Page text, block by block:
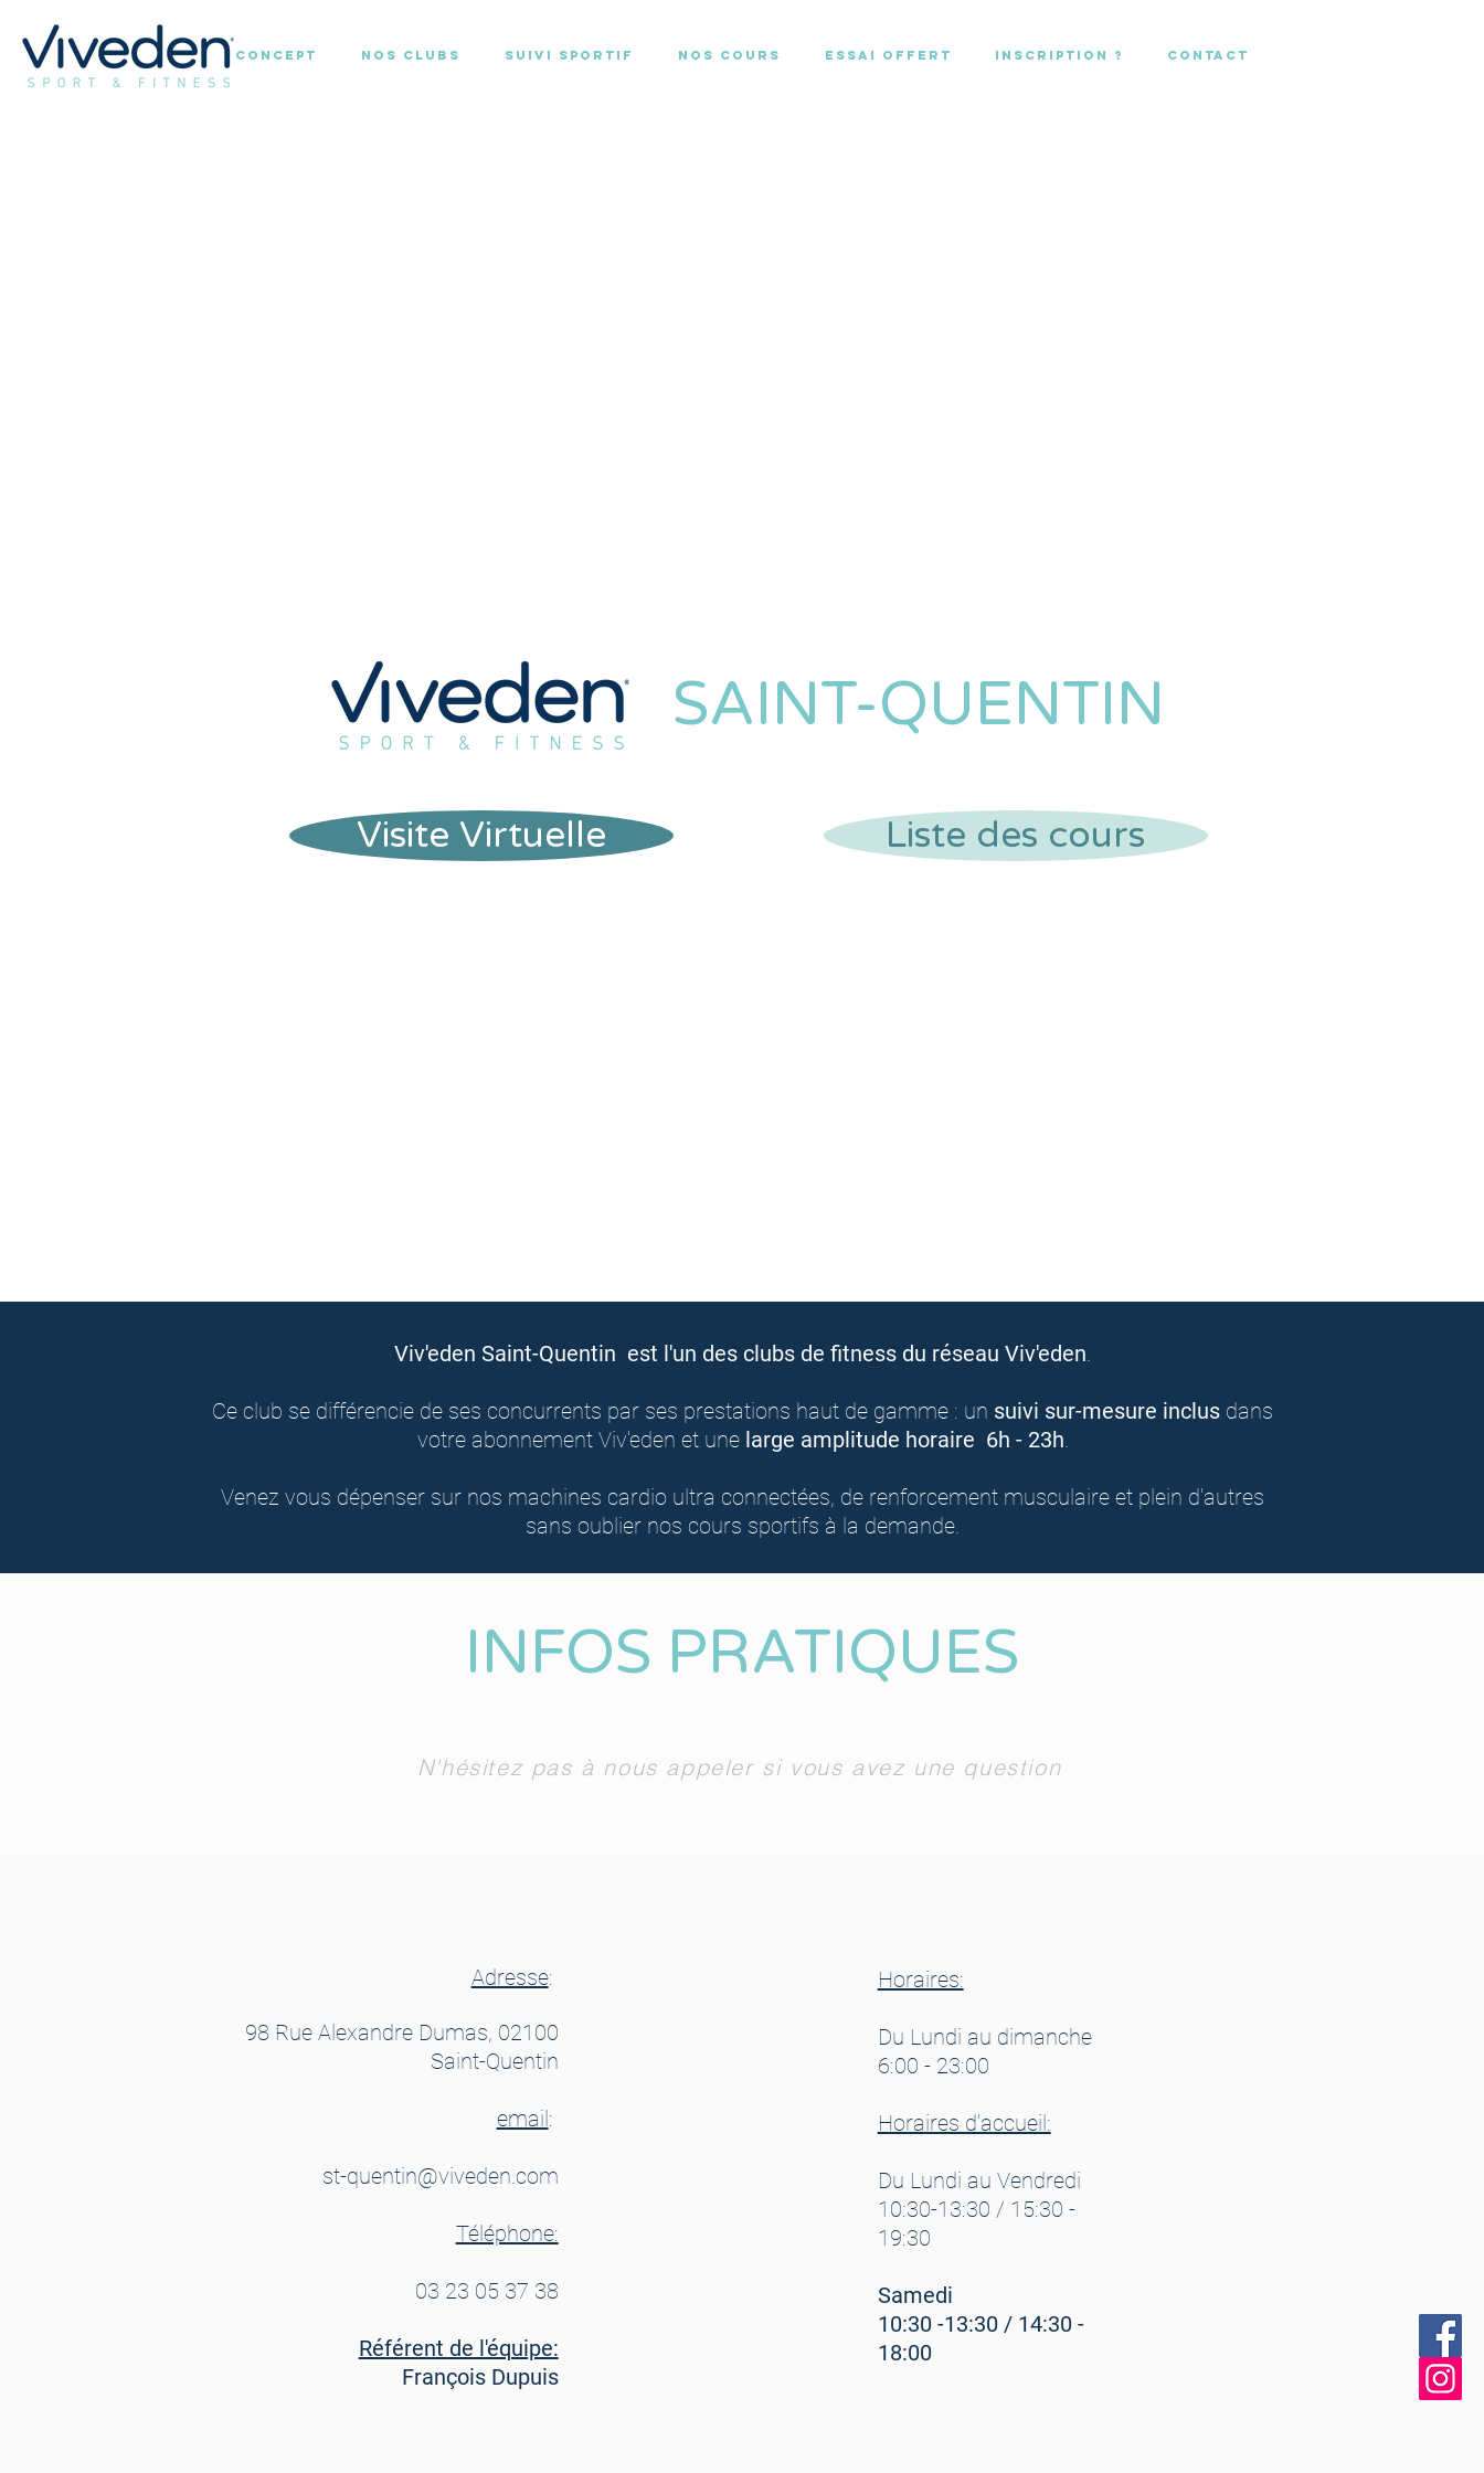
Concept Nos Clubs Suivi sportif Nos cours Essai offert Inscription ? Contact
SAINT-QUENTIN
Visite Virtuelle Liste des cours
Viv'eden Saint-Quentin est l'un des clubs de fitness du réseau Viv'eden.
Ce club se différencie de ses concurrents par ses prestations haut de gamme : un suivi sur-mesure inclus dans
votre abonnement Viv'eden et une large amplitude horaire 6h - 23h.
Venez vous dépenser sur nos machines cardio ultra connectées, de renforcement musculaire et plein d'autres
sans oublier nos cours sportifs à la demande.
INFOS PRATIQUES
N'hésitez pas à nous appeler si vous avez une question
Adresse:
98 Rue Alexandre Dumas, 02100
Saint-Quentin
email:
st-quentin@viveden.com
Téléphone:
03 23 05 37 38
Référent de l'équipe:
François Dupuis
Horaires:
Du Lundi au dimanche
6:00 - 23:00
Horaires d'accueil:
Du Lundi au Vendredi
10:30-13:30 / 15:30 -
19:30
Samedi
10:30 -13:30 / 14:30 -
18:00